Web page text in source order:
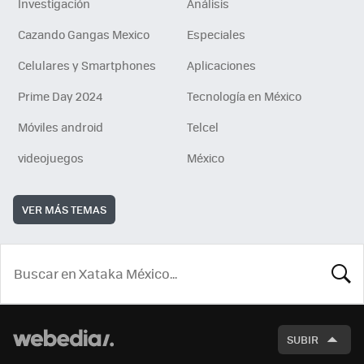
Cazando Gangas Mexico
Especiales
Celulares y Smartphones
Aplicaciones
Prime Day 2024
Tecnología en México
Móviles android
Telcel
videojuegos
México
VER MÁS TEMAS
SUBIR